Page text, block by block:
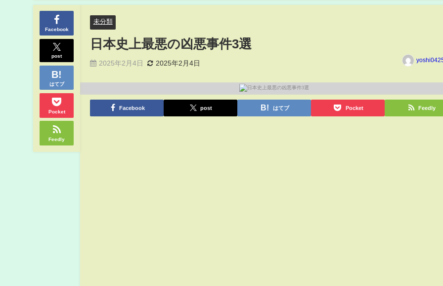
Facebook
post
はてブ
Pocket
Feedly
未分類
日本史上最悪の凶悪事件3選
2025年2月4日 2025年2月4日
Facebook post はてブ Pocket Feedly